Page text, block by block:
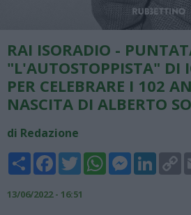
RAI ISORADIO -
"L'AUTOSTOPPISTA" DI
PER CELEBRARE I 102
NASCITA DI ALBERTO
di Redazione
Share FacebookTwitterWhatsAppMessenger
13/06/2022 - 16:51